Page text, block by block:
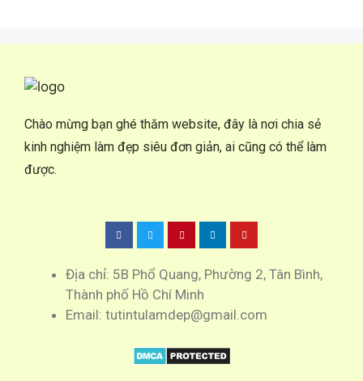
Chào mừng bạn ghé thăm website, đây là nơi chia sẻ
kinh nghiệm làm đẹp siêu đơn giản, ai cũng có thể làm
được.
Địa chỉ: 5B Phổ Quang, Phường 2, Tân Bình,
Thành phố Hồ Chí Minh
Email: tutintulamdep@gmail.com